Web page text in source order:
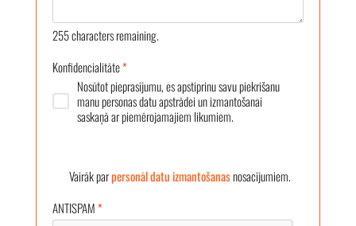
255characters remaining.
Konfidencialitāte*
Nosūtot pieprasījumu, es apstiprinu savu piekrišanu
manu personas datu apstrādei un izmantošanai
saskaņā ar piemērojamajiem likumiem.
Vairāk parpersonāl datu izmantošanasnosacījumiem.
ANTISPAM*